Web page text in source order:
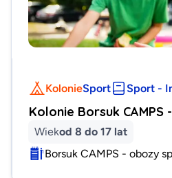
KolonieSport Sport -
Kolonie Borsuk
Wiekod 8 do 17 lat
Borsuk CAMPS - obozy